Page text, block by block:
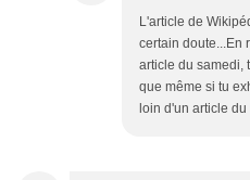
L'article de
certain doute...En
article du samedi,
que même si tu
loin d'un article